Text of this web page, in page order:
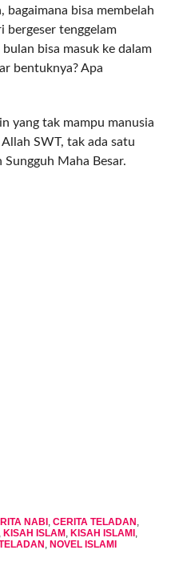
bagaimana bisa membelah
bergeser tenggelam
bisa masuk ke dalam
bentuknya? Apa
yang tak mampu manusia
SWT, tak ada satu
Maha Besar.
NABI , CERITA TELADAN ,
, KISAH ISLAM , KISAH ISLAMI ,
, NOVEL ISLAMI